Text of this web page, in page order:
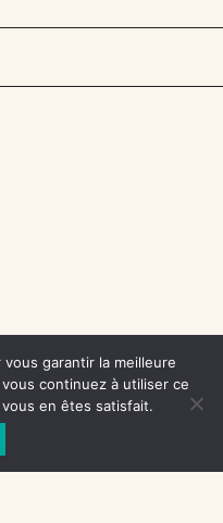
garantir la meilleure
continuez à utiliser ce
en êtes satisfait.